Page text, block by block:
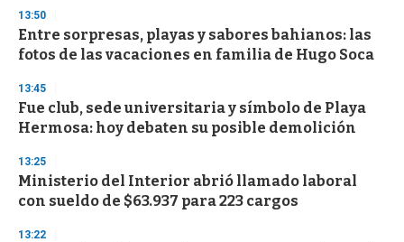
13:50
Entre sorpresas, playas y sabores bahianos: las
fotos de las vacaciones en familia de Hugo Soca
13:45
Fue club, sede universitaria y símbolo de Playa
Hermosa: hoy debaten su posible demolición
13:25
Ministerio del Interior abrió llamado laboral
con sueldo de $63.937 para 223 cargos
13:22